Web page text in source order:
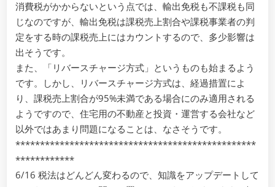
境
を
超
役
務
の
提
供
に
対
る
消費税がかからないという点では、輸出免税も不課税も同
じなのですが、輸出免税は課税売上割合や課税事業者の判
定をする時の課税売上にはカウントするので、多少影響は
出そうです。
また、「リバースチャージ方式」というものも始まるよう
です。しかし、リバースチャージ方式は、経過措置によ
り、課税売上割合が95%未満である場合にのみ適用される
ようですので、住宅用の不動産と投資・運営する会社など
以外ではあまり問題になることは、なさそうです。
*************************************************
************
6/16 税法はどんどん変わるので、知識をアップデートして